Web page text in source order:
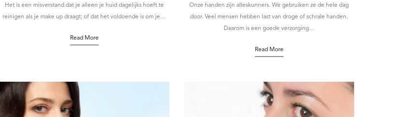
Het is een misverstand dat je alleen je huid dagelijks hoeft te
reinigen als je make up draagt; of dat het voldoende is om je…
Read More
Onze handen zijn alleskunners. We gebruiken ze de hele dag
door. Veel mensen hebben last van droge of schrale handen.
Daarom is een goede verzorging…
Read More